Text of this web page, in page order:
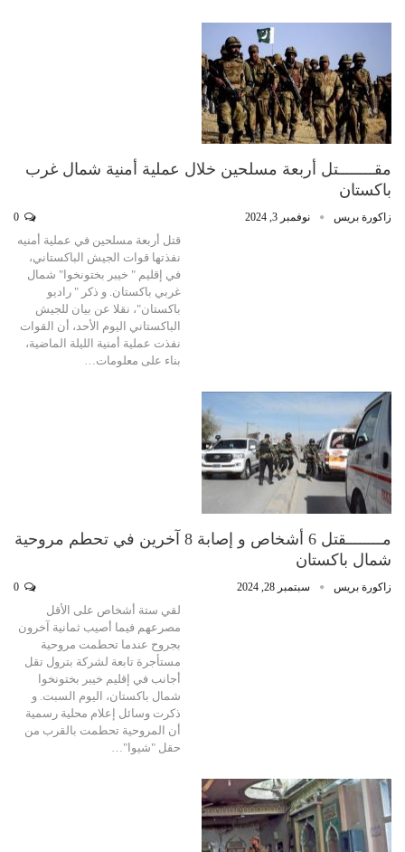
مقــــــــتل أربعة مسلحين خلال عملية أمنية شمال غرب
باكستان
زاكورة بريس نوفمبر 3, 2024
قتل أربعة مسلحين في عملية أمنيه
نفذتها قوات الجيش الباكستاني،
في إقليم " خيبر بختونخوا" شمال
غربي باكستان. و ذكر " راديو
باكستان"، نقلا عن بيان للجيش
الباكستاني اليوم الأحد، أن القوات
نفذت عملية أمنية الليلة الماضية،
بناء على معلومات…
مــــــــقتل 6 أشخاص و إصابة 8 آخرين في تحطم مروحية
شمال باكستان
زاكورة بريس سبتمبر 28, 2024
لقي ستة أشخاص على الأقل
مصرعهم فيما أصيب ثمانية آخرون
بجروح عندما تحطمت مروحية
مستأجرة تابعة لشركة بترول تقل
أجانب في إقليم خيبر بختونخوا
شمال باكستان، اليوم السبت. و
ذكرت وسائل إعلام محلية رسمية
أن المروحية تحطمت بالقرب من
حقل "شيوا"…